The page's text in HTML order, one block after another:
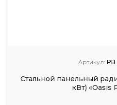
Артикул: PB
Стальной панельный
кВт) «Oasis